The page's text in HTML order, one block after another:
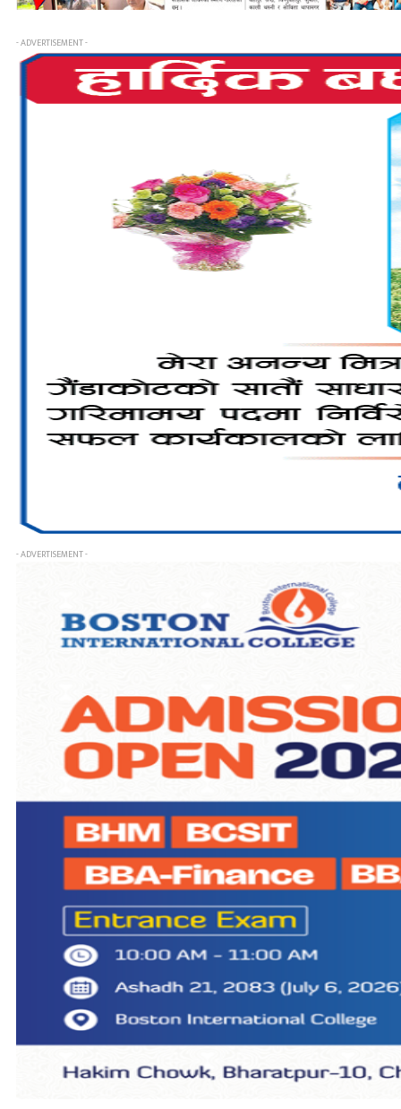
- ADVERTISEMENT -
- ADVERTISEMENT -